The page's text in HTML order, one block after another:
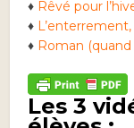
♦ Rêvé pour
♦ L’enterrement,
♦ Roman (quand
Les 3